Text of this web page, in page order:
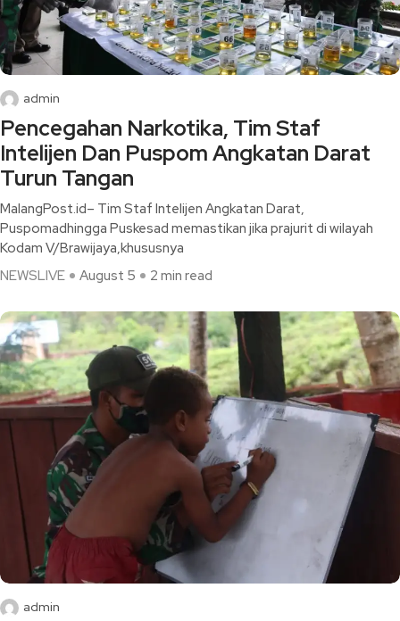
admin
Pencegahan Narkotika, Tim Staf
Intelijen Dan Puspom Angkatan Darat
Turun Tangan
MalangPost.id– Tim Staf Intelijen Angkatan Darat,
Puspomadhingga Puskesad memastikan jika prajurit di wilayah
Kodam V/Brawijaya,khususnya
NEWSLIVE
August 5 2 min read
admin